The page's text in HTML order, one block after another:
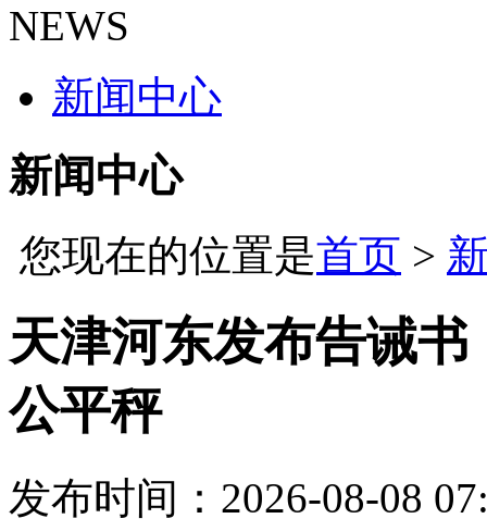
NEWS
新闻中心
新闻中心
您现在的位置是首页 >
天津河东发布告诫
公平秤
发布时间：2026-08-08